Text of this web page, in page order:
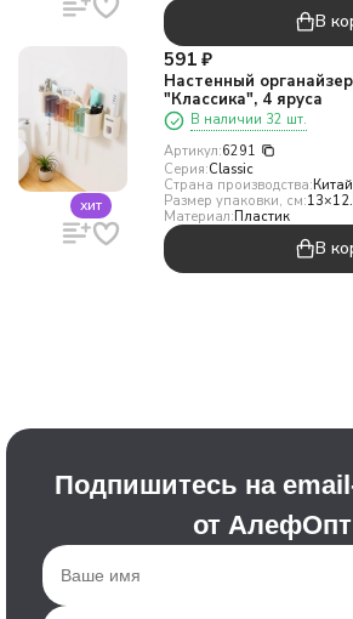
В
хит
591 ₽
Настенный
"Классика", 4 яруса
В наличии 32 шт.
Артикул:6291
Серия:Classic
Страна производства:Китай
Размер упаковки, см:
Материал:Пластик
В
Подпишитесь на
от АлефОпт